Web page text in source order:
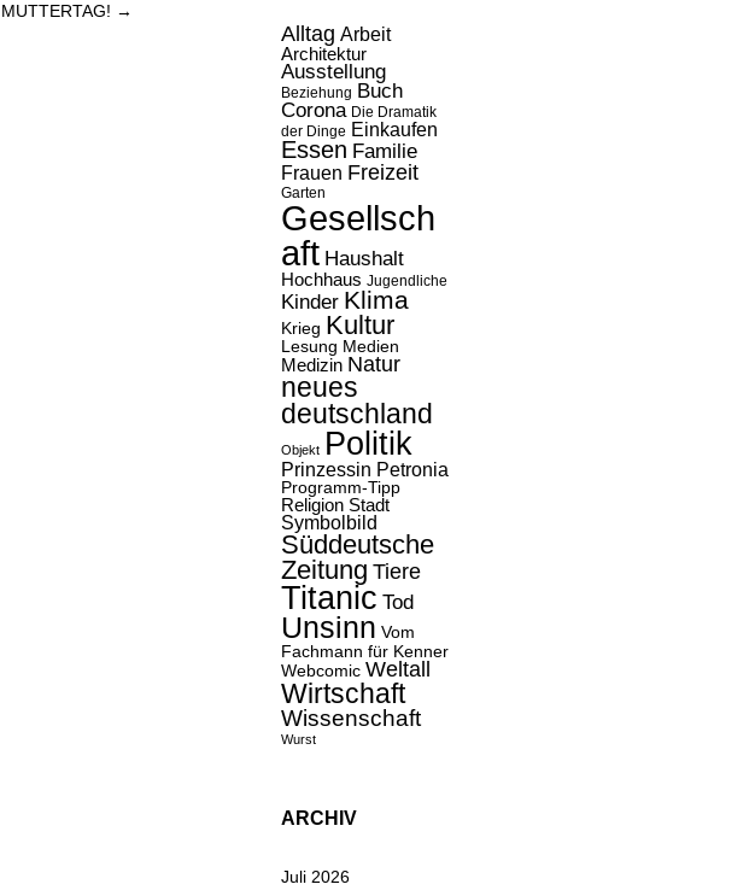
→
Alltag Arbeit
Architektur
Ausstellung
Beziehung Buch
Corona Die Dramatik
der Dinge Einkaufen
Essen Familie
Frauen Freizeit
Garten
Gesellsch
aft Haushalt
Hochhaus Jugendliche
Kinder Klima
Krieg Kultur
Lesung Medien
Medizin Natur
neues
deutschland
Objekt Politik
Prinzessin Petronia
Programm-Tipp
Religion Stadt
Symbolbild
Süddeutsche
Zeitung Tiere
Titanic Tod
Unsinn Vom
Fachmann für Kenner
Webcomic Weltall
Wirtschaft
Wissenschaft
Wurst
ARCHIV
Juli 2026